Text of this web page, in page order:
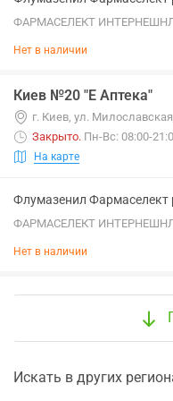
ФАРМАСЕЛЕКТ
Нет в наличии
Киев №20 "Е Аптека"
г. Киев, ул.
Закрыто. Пн-Вс: 08:00-
На карте
Флумазенил
ФАРМАСЕЛЕКТ
Нет в наличии
Искать в других